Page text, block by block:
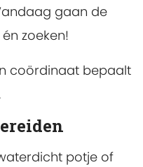
gaan de
zoeken!
coördinaat bepaalt
potje of